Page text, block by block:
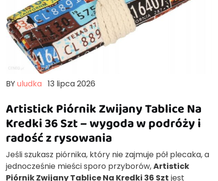
BYuludka 13 lipca 2026
Artistick Piórnik Zwijany Tablice Na
Kredki 36 Szt – wygoda w podróży i
radość z rysowania
Jeśli szukasz piórnika, który nie zajmuje pół plecaka, a
jednocześnie mieści sporo przyborów,Artistick
Piórnik Zwijany Tablice Na Kredki 36 Szt jest